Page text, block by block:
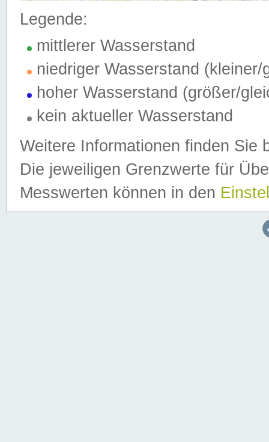
Legende:
mittlerer Wasserstand
niedriger Wasserstand (kleiner/
hoher Wasserstand (größer/
kein aktueller Wasserstand
Weitere Informationen finden Sie
Die jeweiligen Grenzwerte für
Messwerten können in den